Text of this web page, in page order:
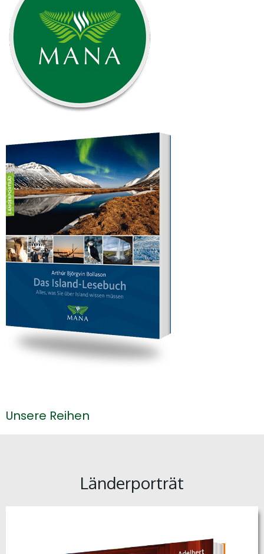
Unsere Reihen
Länderporträt